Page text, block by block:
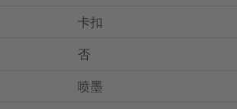
卡扣
否
喷墨